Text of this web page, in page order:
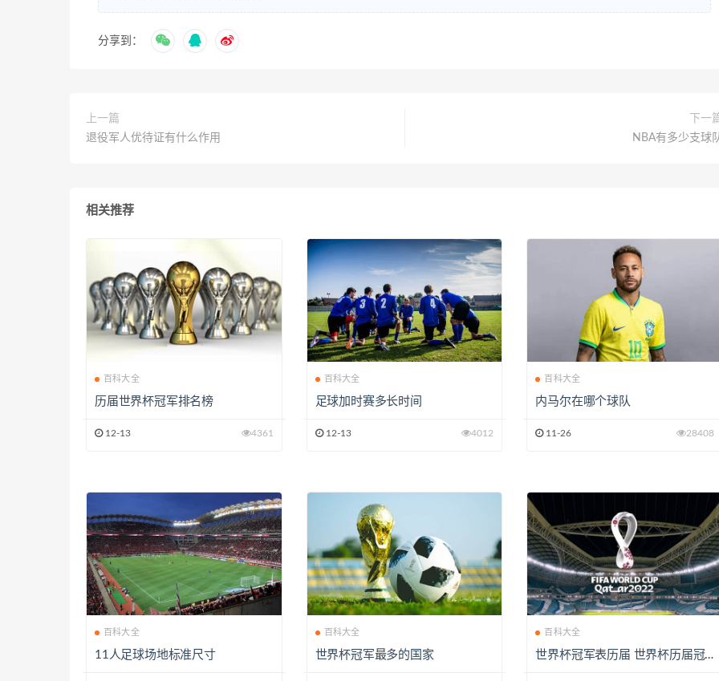
分享到：
上一篇
退役军人优待证有什么作用
下一
NBA有多少支球
相关推荐
百科大全
历届世界杯冠军排名榜
12-13 4361
百科大全
足球加时赛多长时间
12-13 4012
百科大全
内马尔在哪个球队
11-26 28408
百科大全
11人足球场地标准尺寸
百科大全
世界杯冠军最多的国家
百科大全
世界杯冠军表历届 世界杯历届冠